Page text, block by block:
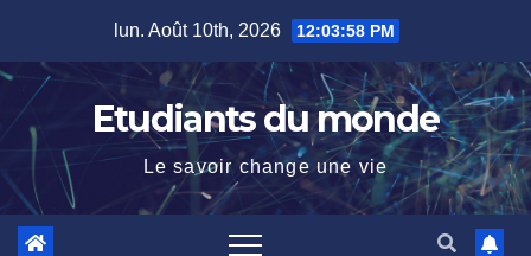
content
lun. Août 10th, 2026 12:03:58 PM
Etudiants du monde
Le savoir change une vie